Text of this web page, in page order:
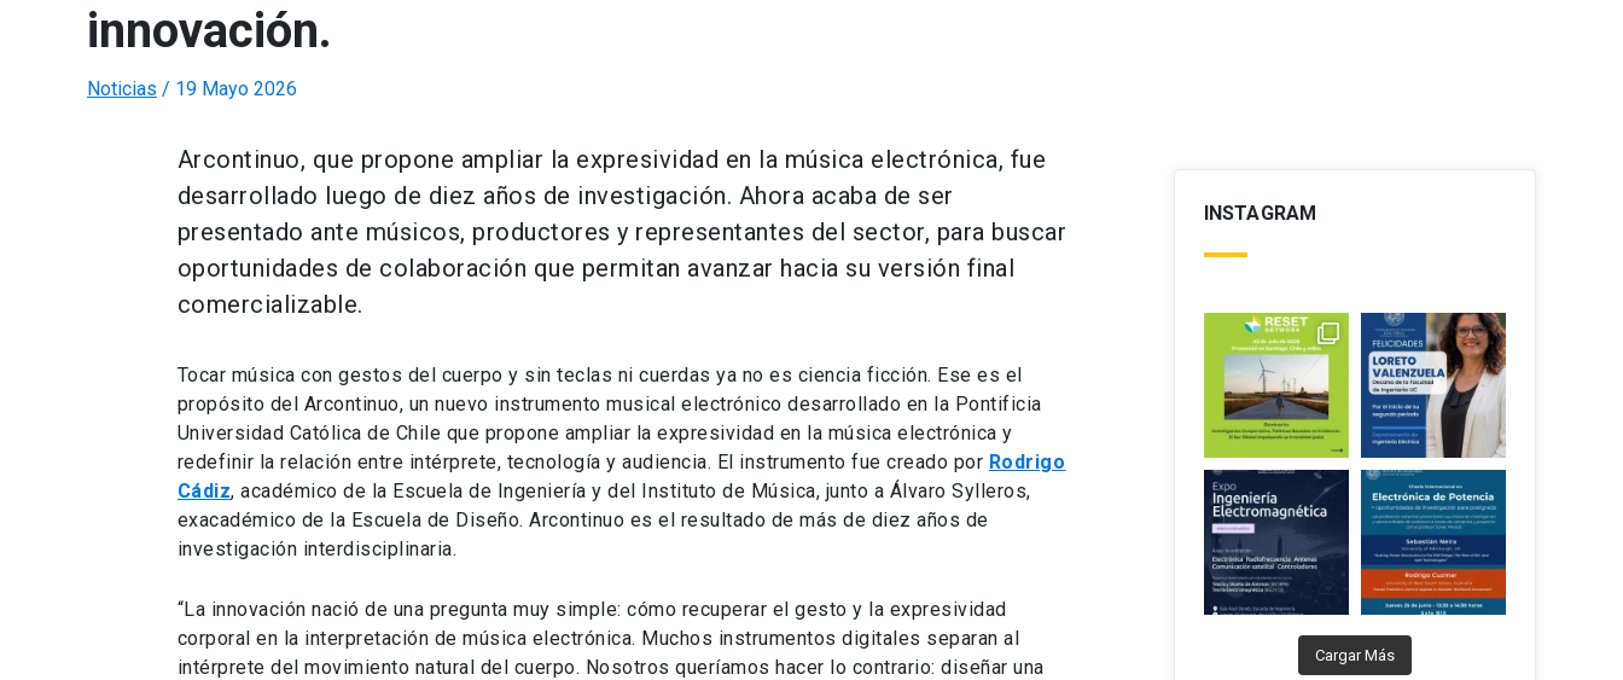
innovación.
Noticias / 19 Mayo 2026
Arcontinuo, que propone ampliar la expresividad en la música electrónica, fue
desarrollado luego de diez años de investigación. Ahora acaba de ser
presentado ante músicos, productores y representantes del sector, para buscar
oportunidades de colaboración que permitan avanzar hacia su versión final
comercializable.
Tocar música con gestos del cuerpo y sin teclas ni cuerdas ya no es ciencia ficción. Ese es el
propósito del Arcontinuo, un nuevo instrumento musical electrónico desarrollado en la Pontificia
Universidad Católica de Chile que propone ampliar la expresividad en la música electrónica y
redefinir la relación entre intérprete, tecnología y audiencia. El instrumento fue creado por Rodrigo
Cádiz, académico de la Escuela de Ingeniería y del Instituto de Música, junto a Álvaro Sylleros,
exacadémico de la Escuela de Diseño. Arcontinuo es el resultado de más de diez años de
investigación interdisciplinaria.
“La innovación nació de una pregunta muy simple: cómo recuperar el gesto y la expresividad
corporal en la interpretación de música electrónica. Muchos instrumentos digitales separan al
intérprete del movimiento natural del cuerpo. Nosotros queríamos hacer lo contrario: diseñar una
INSTAGRAM
Cargar Más